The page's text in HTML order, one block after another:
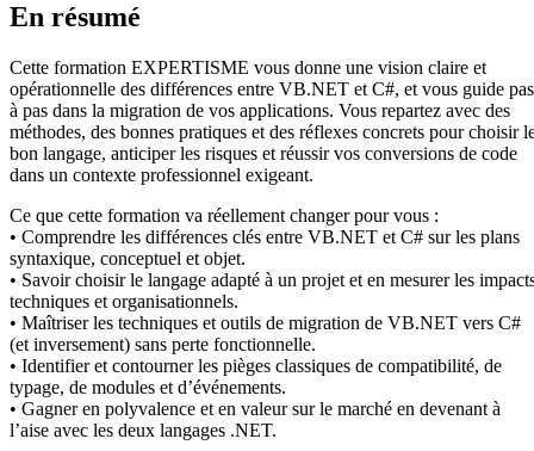
En résumé
Cette formation EXPERTISME vous donne une vision claire et
opérationnelle des différences entre VB.NET et C#, et vous guide pas
à pas dans la migration de vos applications. Vous repartez avec des
méthodes, des bonnes pratiques et des réflexes concrets pour choisir
bon langage, anticiper les risques et réussir vos conversions de code
dans un contexte professionnel exigeant.
Ce que cette formation va réellement changer pour vous :
• Comprendre les différences clés entre VB.NET et C# sur les plans
syntaxique, conceptuel et objet.
• Savoir choisir le langage adapté à un projet et en mesurer les
techniques et organisationnels.
• Maîtriser les techniques et outils de migration de VB.NET vers C#
(et inversement) sans perte fonctionnelle.
• Identifier et contourner les pièges classiques de compatibilité, de
typage, de modules et d’événements.
• Gagner en polyvalence et en valeur sur le marché en devenant à
l’aise avec les deux langages .NET.